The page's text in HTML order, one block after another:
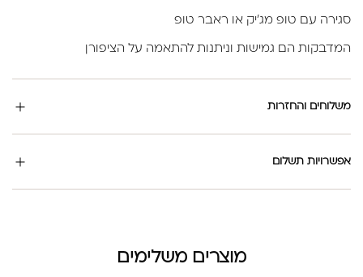
סגירה עם טופ מג'יק או ראבר טופ
המדבקות הם גמישות וניתנות להתאמה על הציפורן
משלוחים והחזרות
אפשרויות תשלום
מוצרים משלימים